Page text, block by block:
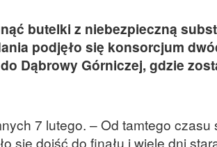
butelki z niebezpieczną
podjęło się konsorcjum
Dąbrowy Górniczej, gdzie
7 lutego. – Od tamtego czasu
się dojść do finału i wiele dni